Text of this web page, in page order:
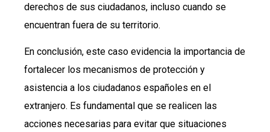
derechos de sus ciudadanos, incluso cuando se
encuentran fuera de su territorio.
En conclusión, este caso evidencia la importancia de
fortalecer los mecanismos de protección y
asistencia a los ciudadanos españoles en el
extranjero. Es fundamental que se realicen las
acciones necesarias para evitar que situaciones